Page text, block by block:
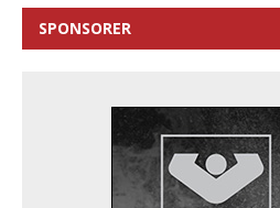
SPONSORER